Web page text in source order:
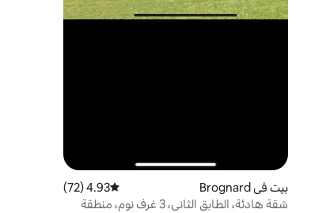
بيت في Brognard متوسط التقييم 4.93 من 5، 72 مراجعات
4.93 (72)
شقة هادئة، الطابق الثاني، 3 غرف نوم، منطقة